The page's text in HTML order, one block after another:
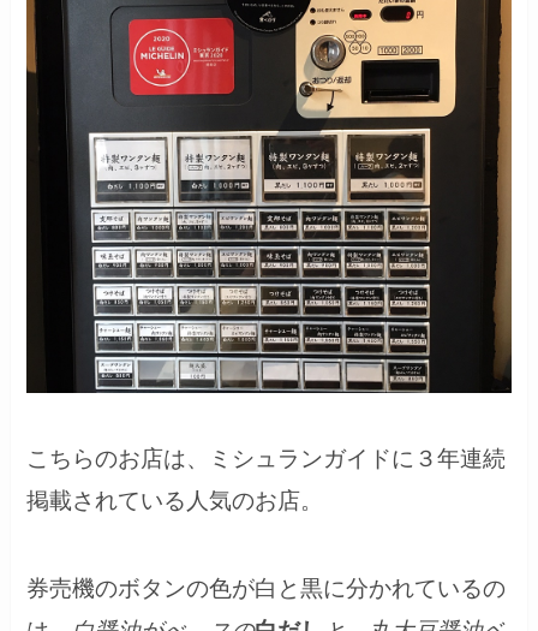
こちらのお店は、ミシュランガイドに３年連続
掲載されている人気のお店。
券売機のボタンの色が白と黒に分かれているの